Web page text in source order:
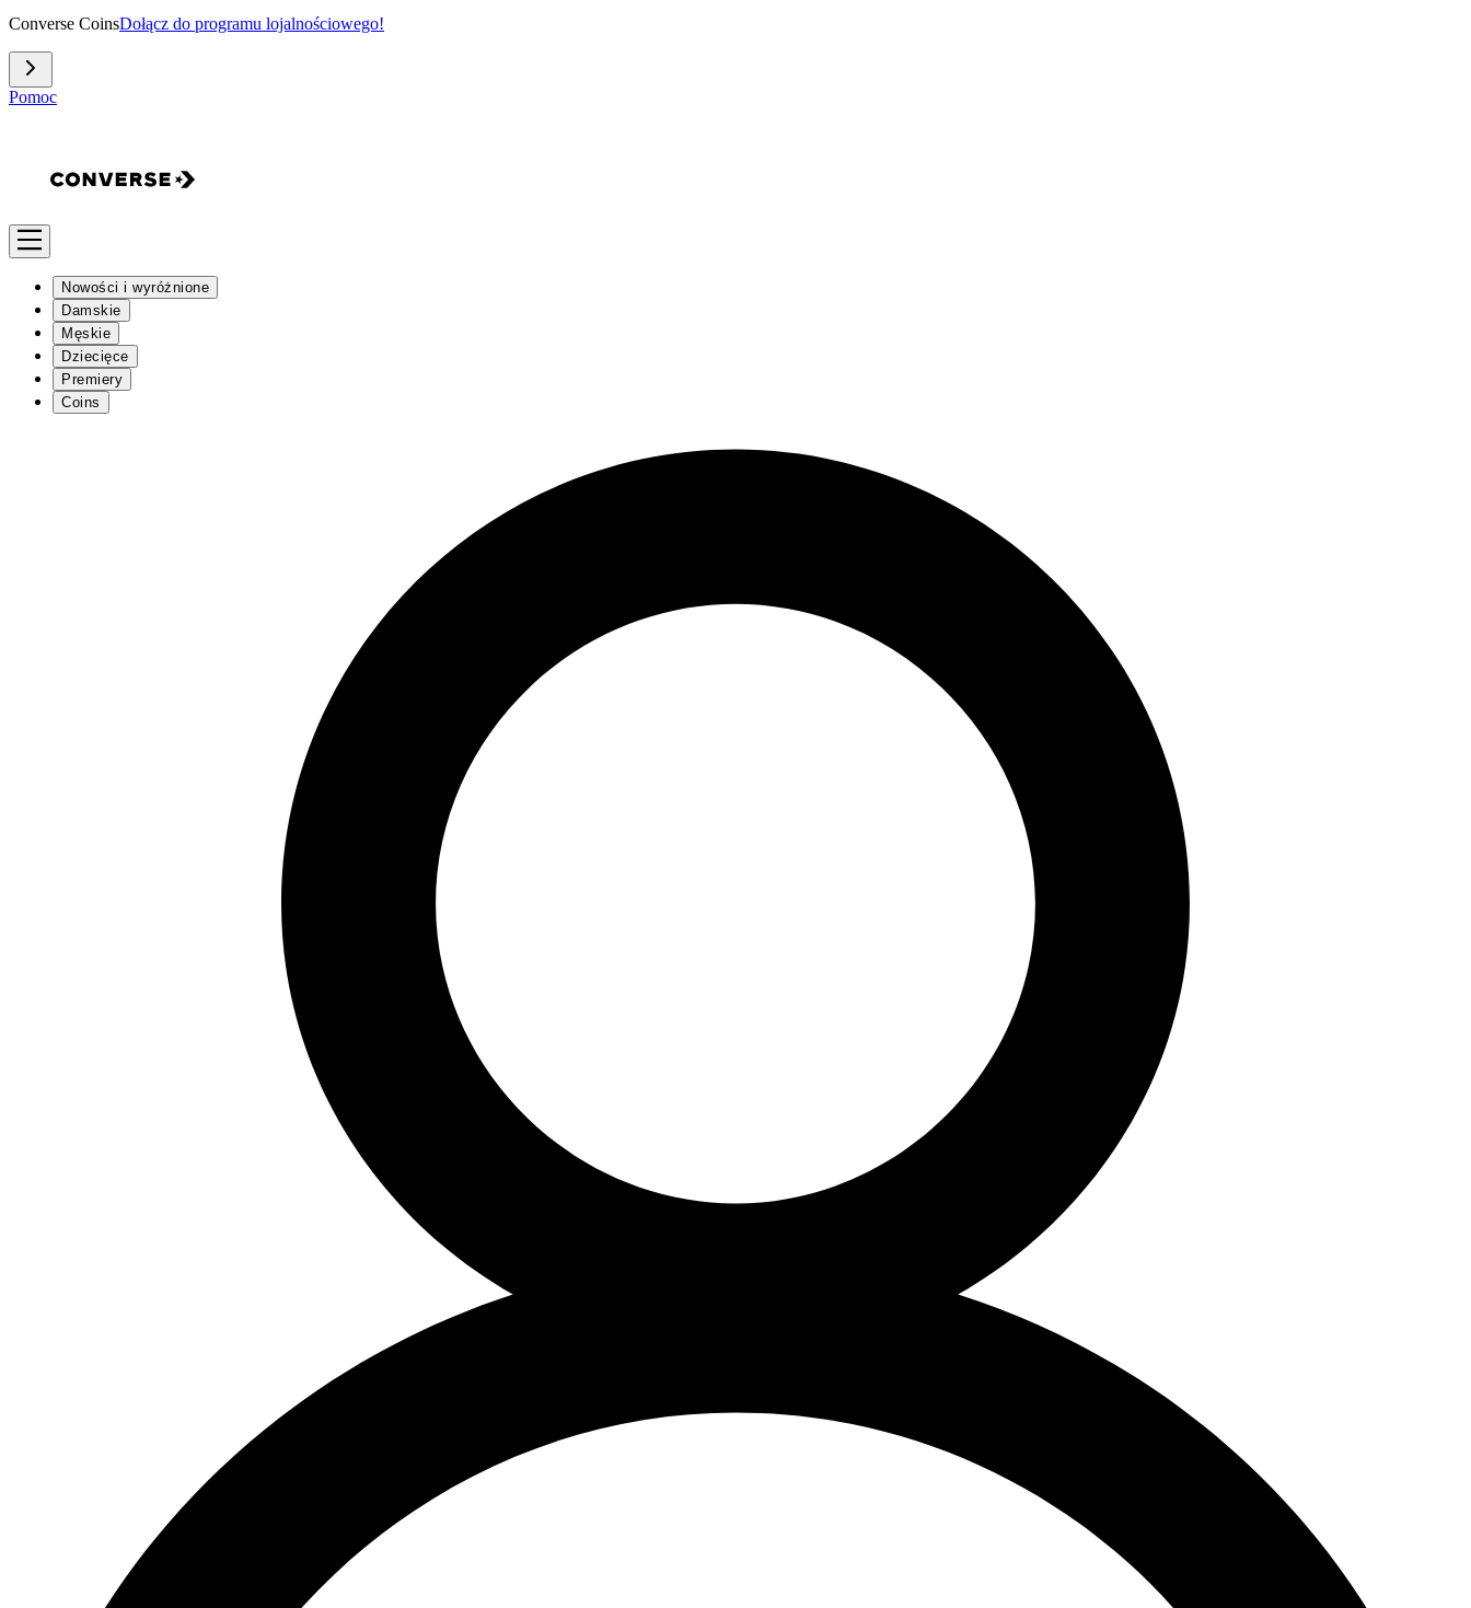
Converse CoinsDołącz do programu lojalnościowego!
Pomoc
Nowości i wyróżnione
Damskie
Męskie
Dziecięce
Premiery
Coins